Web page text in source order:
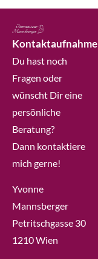
Kontaktaufnahme
Du hast noch
Fragen oder
wünscht Dir eine
persönliche
Beratung?
Dann kontaktiere
mich gerne!
Yvonne
Mannsberger
Petritschgasse 30
1210 Wien